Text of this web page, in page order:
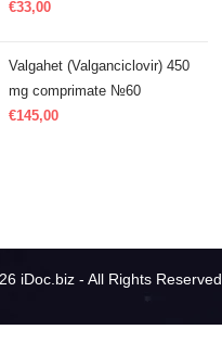
€33,00
Valgahet (Valganciclovir) 450
mg comprimate №60
€145,00
iDoc.biz - All Rights Reserved